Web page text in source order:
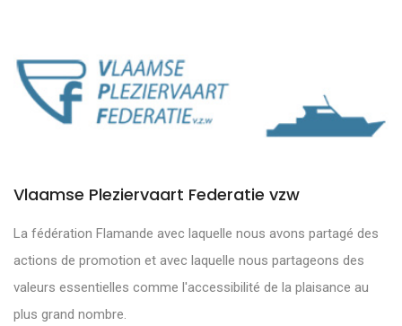
Vlaamse Pleziervaart Federatie vzw
La fédération Flamande avec laquelle nous avons partagé des
actions de promotion et avec laquelle nous partageons des
valeurs essentielles comme l'accessibilité de la plaisance au
plus grand nombre.